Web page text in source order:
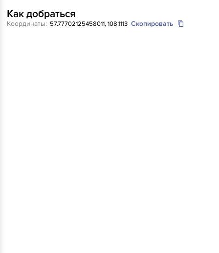
Координаты: Скопировать
Как добраться